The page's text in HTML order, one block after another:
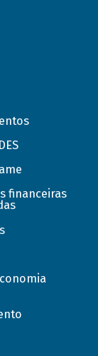
financeiras